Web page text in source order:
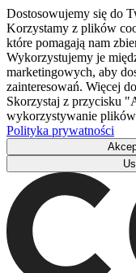
Dostosowujemy się do
Korzystamy z plików
które pomagają nam
Wykorzystujemy je
marketingowych, aby
zainteresowań. Więcej
Skorzystaj z przycisku
wykorzystywanie
Polityka prywatności